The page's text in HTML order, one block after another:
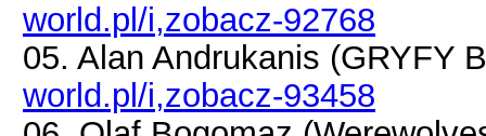
world.pl/i,zobacz-92768
05. Alan Andrukanis (GRYFY
world.pl/i,zobacz-93458